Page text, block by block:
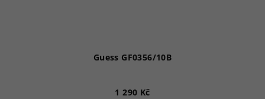
Guess GF0356/10B
1 290 Kč